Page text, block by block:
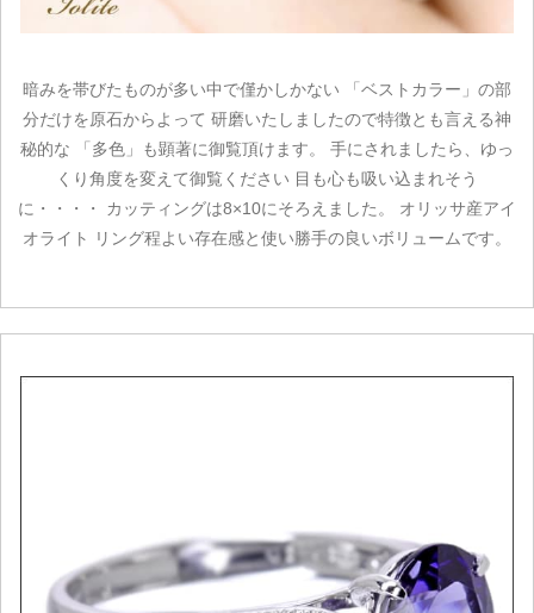
暗みを帯びたものが多い中で僅かしかない 「ベストカラー」の部
分だけを原石からよって 研磨いたしましたので特徴とも言える神
秘的な 「多色」も顕著に御覧頂けます。 手にされましたら、ゆっ
くり角度を変えて御覧ください 目も心も吸い込まれそう
に・・・・ カッティングは8×10にそろえました。 オリッサ産アイ
オライト リング程よい存在感と使い勝手の良いボリュームです。